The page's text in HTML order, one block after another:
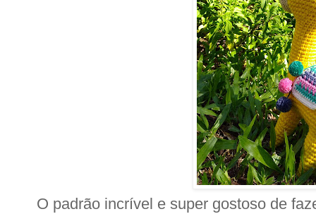
O padrão incrível e super gostoso de